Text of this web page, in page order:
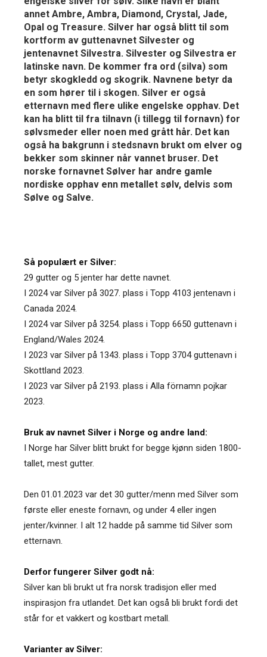
annet Ambre, Ambra, Diamond, Crystal, Jade,
Opal og Treasure. Silver har også blitt til som
kortform av guttenavnet Silvester og
jentenavnet Silvestra. Silvester og Silvestra er
latinske navn. De kommer fra ord (silva) som
betyr skogkledd og skogrik. Navnene betyr da
en som hører til i skogen. Silver er også
etternavn med flere ulike engelske opphav. Det
kan ha blitt til fra tilnavn (i tillegg til fornavn) for
sølvsmeder eller noen med grått hår. Det kan
også ha bakgrunn i stedsnavn brukt om elver og
bekker som skinner når vannet bruser. Det
norske fornavnet Sølver har andre gamle
nordiske opphav enn metallet sølv, delvis som
Sølve og Salve.
Så populært er Silver:
29 gutter og 5 jenter har dette navnet.
I 2024 var Silver på 3027. plass i Topp 4103 jentenavn i
Canada 2024.
I 2024 var Silver på 3254. plass i Topp 6650 guttenavn i
England/Wales 2024.
I 2023 var Silver på 1343. plass i Topp 3704 guttenavn i
Skottland 2023.
I 2023 var Silver på 2193. plass i Alla förnamn pojkar
2023.
Bruk av navnet Silver i Norge og andre land:
I Norge har Silver blitt brukt for begge kjønn siden 1800-
tallet, mest gutter.
Den 01.01.2023 var det 30 gutter/menn med Silver som
første eller eneste fornavn, og under 4 eller ingen
jenter/kvinner. I alt 12 hadde på samme tid Silver som
etternavn.
Derfor fungerer Silver godt nå:
Silver kan bli brukt ut fra norsk tradisjon eller med
inspirasjon fra utlandet. Det kan også bli brukt fordi det
står for et vakkert og kostbart metall.
Varianter av Silver: